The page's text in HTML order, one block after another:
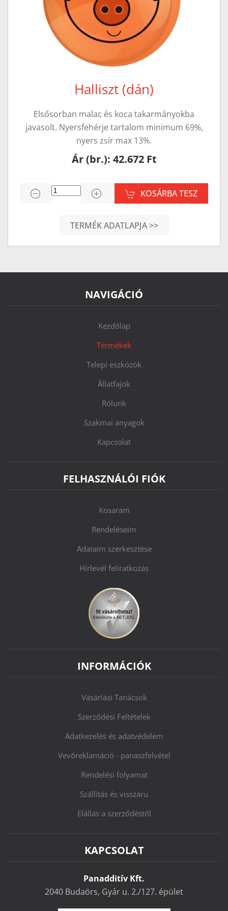
Halliszt (dán)
Elsősorban malac és koca takarmányokba
javasolt. Nyersfehérje tartalom minimum 69%,
nyers zsír max 13%.
Ár (br.): 42.672 Ft
KOSÁRBA TESZ
TERMÉK ADATLAPJA >>
NAVIGÁCIÓ
Kezdőlap
Termékek
Telepi eszközök
Állatfajok
Rólunk
Szakmai anyagok
Kapcsolat
FELHASZNÁLÓI FIÓK
Kosaram
Rendeléseim
Adataim szerkesztése
Hírlevél feliratkozás
INFORMÁCIÓK
Vásárlási Tanácsok
Szerződési Feltételek
Adatkezelés és adatvédelem
Vevőreklamáció - panaszfelvétel
Rendelési folyamat
Szállítás és visszáru
Elállás a szerződéstől
KAPCSOLAT
Panadditív Kft.
2040 Budaörs, Gyár u. 2./127. épület